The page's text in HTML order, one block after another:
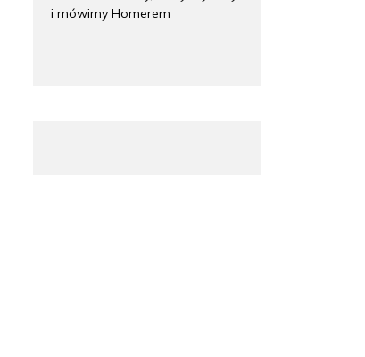
i mówimy Homerem